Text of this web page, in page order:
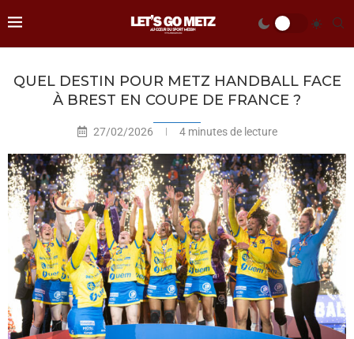
QUEL DESTIN POUR METZ HANDBALL FACE
À BREST EN COUPE DE FRANCE ?
27/02/2026 4 minutes de lecture